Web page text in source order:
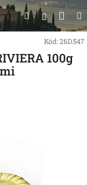
Hledat
Kód:26D.547
100g